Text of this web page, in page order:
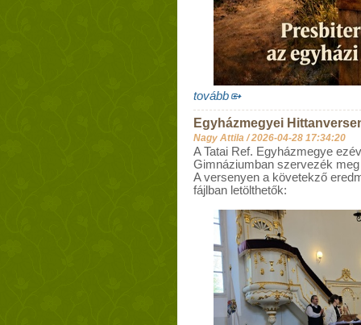
tovább
Egyházmegyei
Nagy Attila /2026-04-28 17:34:20
A Tatai Ref. Egyházmegye
Gimnáziumban szervezék
A versenyen a követekző
fájlban letölthetők: